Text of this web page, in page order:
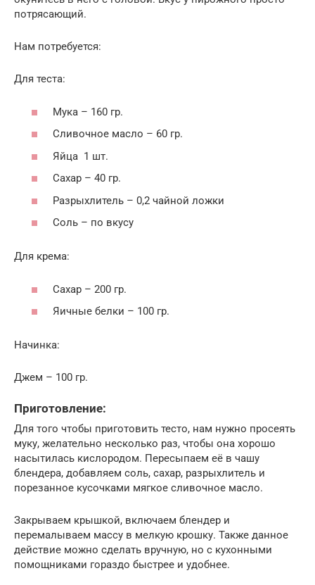
потрясающий.
Нам потребуется:
Для теста:
Мука – 160 гр.
Сливочное масло – 60 гр.
Яйца 1 шт.
Сахар – 40 гр.
Разрыхлитель – 0,2 чайной ложки
Соль – по вкусу
Для крема:
Сахар – 200 гр.
Яичные белки – 100 гр.
Начинка:
Джем – 100 гр.
Приготовление:
Для того чтобы приготовить тесто, нам нужно просеять
муку, желательно несколько раз, чтобы она хорошо
насытилась кислородом. Пересыпаем её в чашу
блендера, добавляем соль, сахар, разрыхлитель и
порезанное кусочками мягкое сливочное масло.
Закрываем крышкой, включаем блендер и
перемалываем массу в мелкую крошку. Также данное
действие можно сделать вручную, но с кухонными
помощниками гораздо быстрее и удобнее.